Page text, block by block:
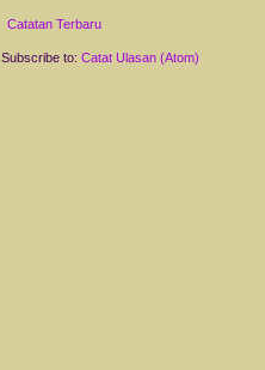
Catatan Terbaru
Subscribe to: Catat Ulasan (Atom)